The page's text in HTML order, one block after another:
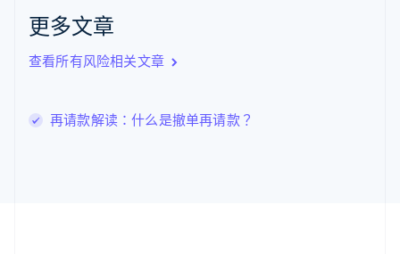
更多文章
查看所有风险相关文章
再请款解读：什么是撤单再请款？
DeutschEnglish
FrançaisDeutschEnglish
马尔他